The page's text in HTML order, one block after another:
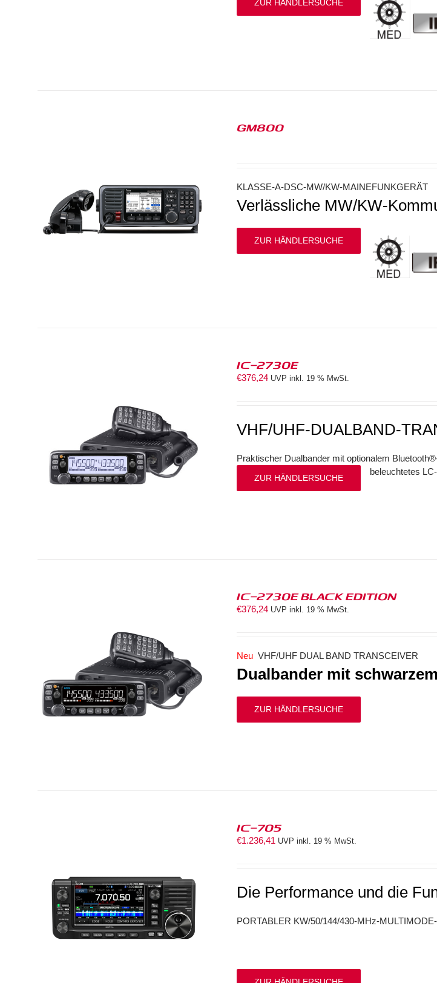
ZUR HÄNDLERSUCHE
GM800
KLASSE-A-DSC-MW/KW-MAINEFUNKGERÄT
Verlässliche MW/KW-
ZUR HÄNDLERSUCHE
IC-2730E
€376,24 UVP inkl. 19 % MwSt.
VHF/UHF-DUALBAND-
Praktischer Dualbander mit optionalem
beleuchtetes
ZUR HÄNDLERSUCHE
IC-2730E BLACK EDITION
€376,24 UVP inkl. 19 % MwSt.
Neu VHF/UHF DUAL BAND TRANSCEIVER
Dualbander mit
ZUR HÄNDLERSUCHE
IC-705
€1.236,41 UVP inkl. 19 % MwSt.
Die Performance und die
PORTABLER KW/50/144/430-MHz-